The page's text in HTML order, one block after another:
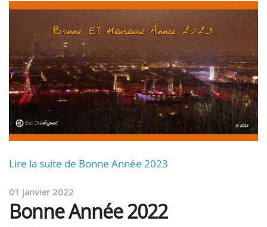
Lire la suite de Bonne Année 2023
01 janvier 2022
Bonne Année 2022